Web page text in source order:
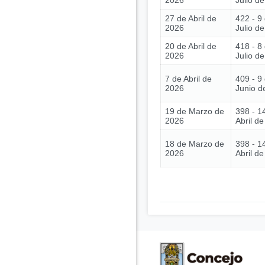
27 de Abril de
2026
422 - 9
Julio
20 de Abril de
2026
418 - 8
Julio
7 de Abril de
2026
409 - 9
Junio
19 de Marzo de
2026
398 -
Abril
18 de Marzo de
2026
398 -
Abril